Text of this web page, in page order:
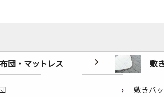
団・マットレス 敷
敷きパ